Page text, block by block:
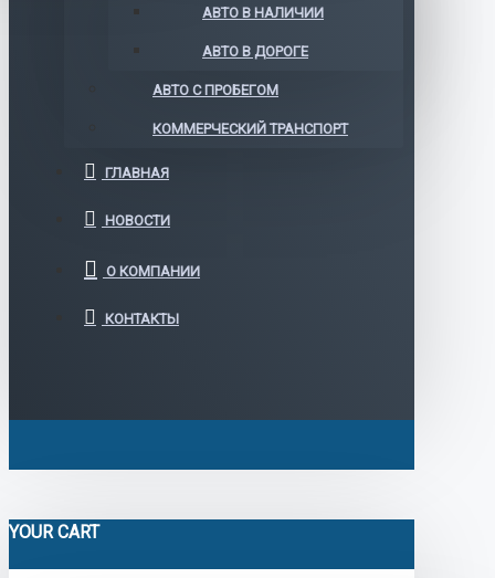
АВТО В НАЛИЧИИ
АВТО В ДОРОГЕ
АВТО С ПРОБЕГОМ
КОММЕРЧЕСКИЙ ТРАНСПОРТ
ГЛАВНАЯ
НОВОСТИ
О КОМПАНИИ
КОНТАКТЫ
YOUR CART